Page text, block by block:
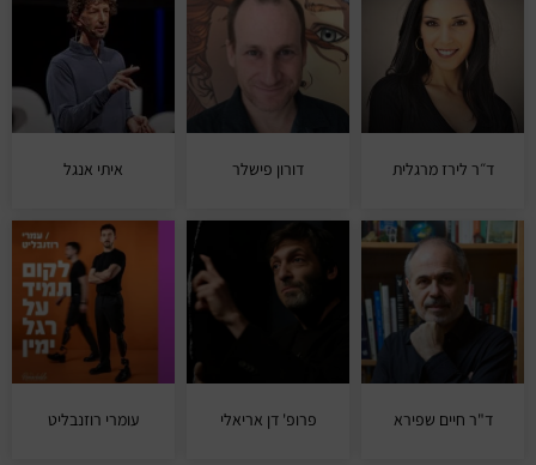
ד״ר לירז מרגלית דורון פישלר איתי אנגל
ד"ר חיים שפירא פרופ' דן אריאלי עומרי רוזנבליט